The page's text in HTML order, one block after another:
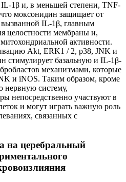
IL-1β и, в меньшей степени, TNF-
моксонидин защищает от
вызванной IL-1β, главным
целостности мембраны и,
активности.
Akt, ERK1 / 2, p38, JNK и
стимулирует базальную и IL-1β-
механизмами, которые
и iNOS. Таким образом, кроме
нервную систему,
непосредственно участвуют в
и могут играть важную роль
связанных с
на церебральный